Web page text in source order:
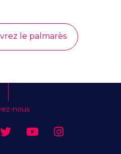
le palmarès
nous